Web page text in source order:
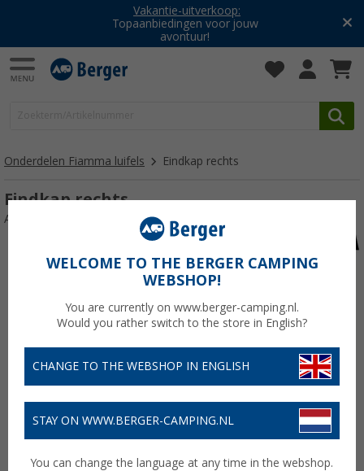
Vakantie-uitverkoop:
Topaanbiedingen voor jouw
avontuur!
Onderdelen Fiamma luifels Eindkap rechts
Eindkap rechts
Artikelnr: 140233
WELCOME TO THE BERGER CAMPING
WEBSHOP!
You are currently on www.berger-camping.nl.
Would you rather switch to the store in English?
CHANGE TO THE WEBSHOP IN ENGLISH
STAY ON WWW.BERGER-CAMPING.NL
You can change the language at any time in the webshop.